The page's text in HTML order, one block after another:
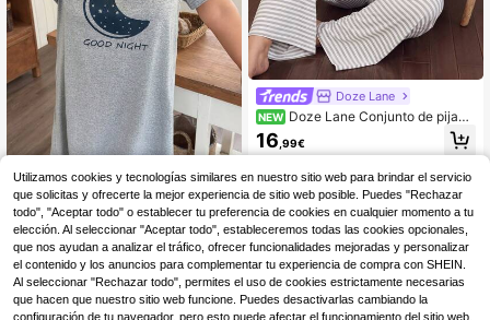
Almacén UE SHEIN Vestido de dormir
minimalista y casual con estampad
o de luna para tallas grandes de ma
nga corta
#1 Más vendidos
en Hombro caído Vestidos de dormir de talla grande
(500+)
10,99€
Doze Lane
NEW Doze Lane Conjunto de pijam
a casual de talla grande con pantal
ones largos, manga corta y hombro
grises y blancas
16 ,99€
Utilizamos cookies y tecnologías similares en nuestro sitio web para brindar el servicio
que solicitas y ofrecerte la mejor experiencia de sitio web posible. Puedes "Rechazar
todo", "Aceptar todo" o establecer tu preferencia de cookies en cualquier momento a tu
elección. Al seleccionar "Aceptar todo", estableceremos todas las cookies opcionales,
que nos ayudan a analizar el tráfico, ofrecer funcionalidades mejoradas y personalizar
el contenido y los anuncios para complementar tu experiencia de compra con SHEIN.
Al seleccionar "Rechazar todo", permites el uso de cookies estrictamente necesarias
que hacen que nuestro sitio web funcione. Puedes desactivarlas cambiando la
configuración de tu navegador, pero esto puede afectar el funcionamiento del sitio web.